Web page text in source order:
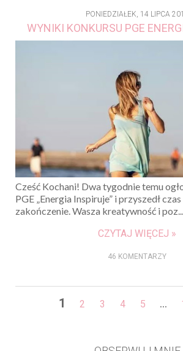
PONIEDZIAŁEK, 14 LIPCA
WYNIKI KONKURSU PGE
Cześć Kochani! Dwa tygodnie temu
PGE „Energia Inspiruje” i przyszedł
zakończenie. Wasza kreatywność i poz...
CZYTAJ WIĘCEJ »
46 KOMENTARZY
1 2 3 4 5 ...